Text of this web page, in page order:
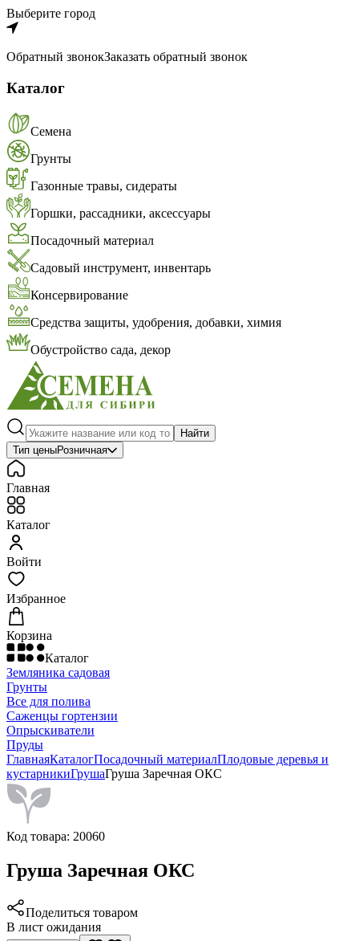
Выберите город
Обратный звонокЗаказать обратный звонок
Каталог
Семена
Грунты
Газонные травы, сидераты
Горшки, рассадники, аксессуары
Посадочный материал
Садовый инструмент, инвентарь
Консервирование
Средства защиты, удобрения, добавки, химия
Обустройство сада, декор
Найти
Тип ценыРозничная
Главная
Каталог
Войти
Избранное
Корзина
Каталог
Земляника садовая
Грунты
Все для полива
Саженцы гортензии
Опрыскиватели
Пруды
ГлавнаяКаталогПосадочный материалПлодовые деревья и
кустарникиГрушаГруша Заречная ОКС
Код товара: 20060
Груша Заречная ОКС
Поделиться товаром
В лист ожидания